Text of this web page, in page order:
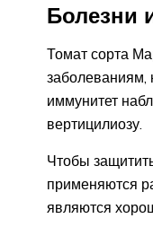
Болезни
Томат сорта
иммунитет
вертицилиозу.
Чтобы
применяются
являются